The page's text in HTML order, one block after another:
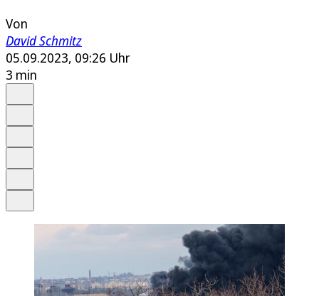
Von
David Schmitz
05.09.2023, 09:26 Uhr
3 min